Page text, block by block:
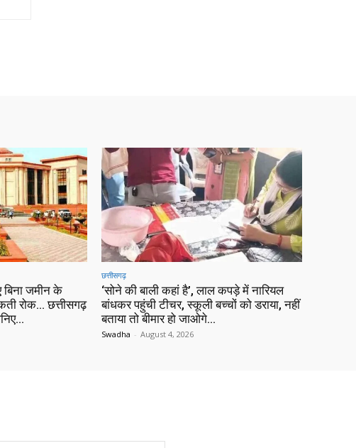
जमीन के
रोक… छत्तीसगढ़
छत्तीसगढ़
‘सोने की बाली कहां है’, लाल कपड़े में नारियल
बांधकर पहुंची टीचर, स्कूली बच्चों को डराया, नहीं
बताया तो बीमार हो जाओगे…
Swadha - August 4, 2026